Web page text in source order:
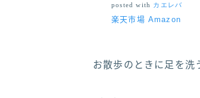
posted with カエレバ
楽天市場 Amazon
お散歩のときに足を洗